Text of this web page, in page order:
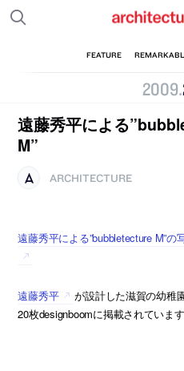
2009.
遠藤秀平による
M”
ARCHITECTURE
遠藤秀平による”bubbletecture M”
遠藤秀平
が設計した滋賀の幼稚
20枚designboomに掲載されています